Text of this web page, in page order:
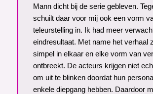
Mann dicht bij de serie gebleven.
schuilt daar voor mij ook een vorm
teleurstelling in. Ik had meer
eindresultaat. Met name het verhaal
simpel in elkaar en elke vorm van
ontbreekt. De acteurs krijgen niet
om uit te blinken doordat hun
enkele diepgang hebben. Daardoor